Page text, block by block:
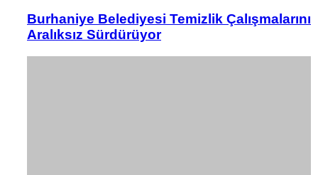
Burhaniye Belediyesi Temizlik Çalışmalarını
Aralıksız Sürdürüyor